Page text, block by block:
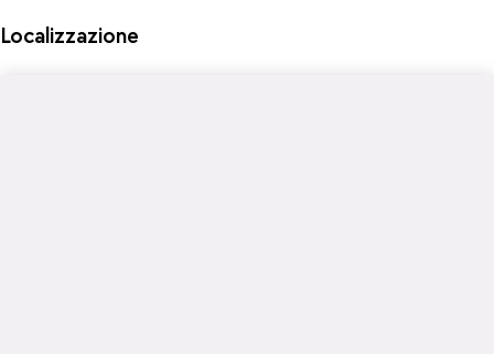
Localizzazione